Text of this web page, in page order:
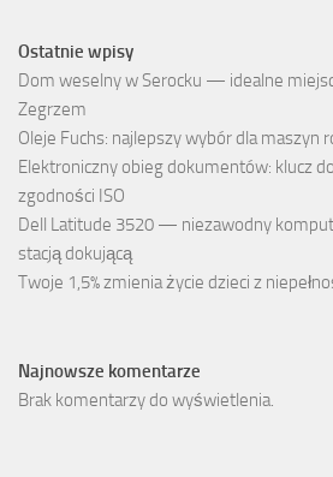
Ostatnie wpisy
Dom weselny w Serocku — idealne
Zegrzem
Oleje Fuchs: najlepszy wybór dla maszyn
Elektroniczny obieg dokumentów: klucz
zgodności ISO
Dell Latitude 3520 — niezawodny
stacją dokującą
Twoje 1,5% zmienia życie dzieci z
Najnowsze komentarze
Brak komentarzy do wyświetlenia.